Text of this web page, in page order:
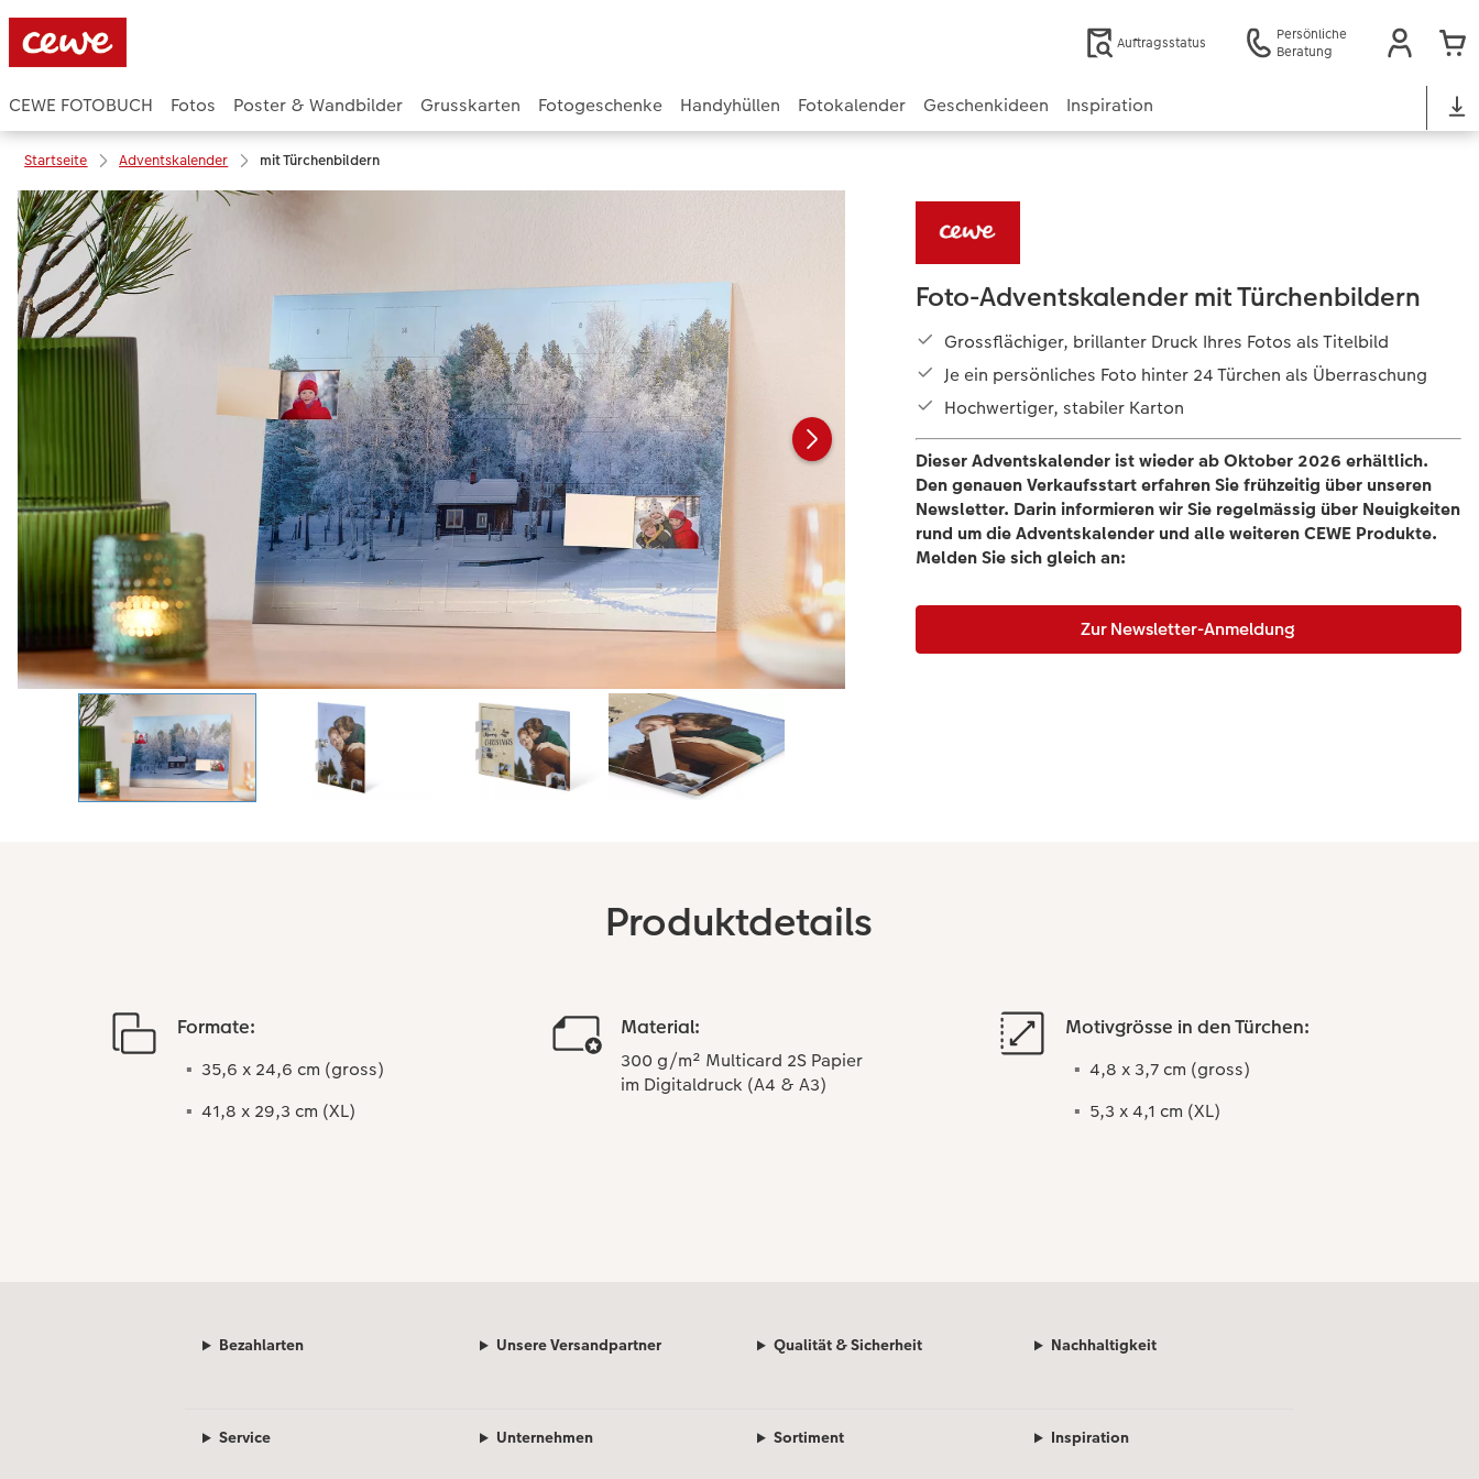
Auftragsstatus
Persönliche
Beratung
CEWE FOTOBUCH Fotos Poster & Wandbilder Grusskarten Fotogeschenke Handyhüllen Fotokalender Geschenkideen Inspiration
Startseite Adventskalender mit Türchenbildern
Foto-Adventskalender mit Türchenbildern
Grossflächiger, brillanter Druck Ihres Fotos als Titelbild
Je ein persönliches Foto hinter 24 Türchen als Überraschung
Hochwertiger, stabiler Karton
Dieser Adventskalender ist wieder ab Oktober 2026 erhältlich.
Den genauen Verkaufsstart erfahren Sie frühzeitig über unseren
Newsletter. Darin informieren wir Sie regelmässig über Neuigkeiten
rund um die Adventskalender und alle weiteren CEWE Produkte.
Melden Sie sich gleich an:
Zur Newsletter-Anmeldung
Produktdetails
Formate:
35,6 x 24,6 cm (gross)
41,8 x 29,3 cm (XL)
Material:
300 g/m² Multicard 2S Papier
im Digitaldruck (A4 & A3)
Motivgrösse in den Türchen:
4,8 x 3,7 cm (gross)
5,3 x 4,1 cm (XL)
Bezahlarten Unsere Versandpartner Qualität & Sicherheit Nachhaltigkeit
Service Unternehmen Sortiment Inspiration